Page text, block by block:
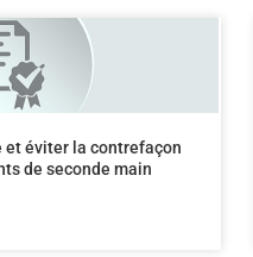
et éviter la contrefaçon
de seconde main